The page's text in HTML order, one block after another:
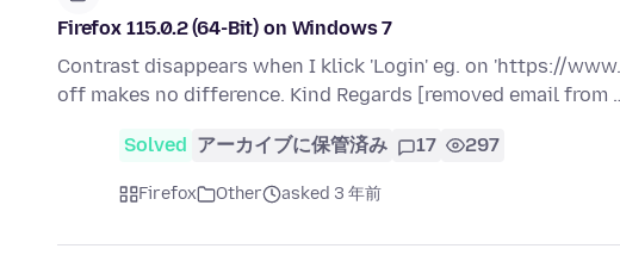
Firefox 115.0.2 (64-Bit) on Windows 7
Contrast disappears when I klick 'Login' eg. on 'https://
off makes no difference. Kind Regards [removed email from
Solved アーカイブに保管済み 17 297
Firefox Other asked 3 年前